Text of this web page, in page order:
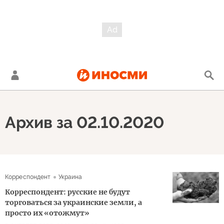
Архив за 02.10.2020
Корреспондент Украина
Корреспондент: русские не будут
торговаться за украинские земли, а
просто их «отожмут»